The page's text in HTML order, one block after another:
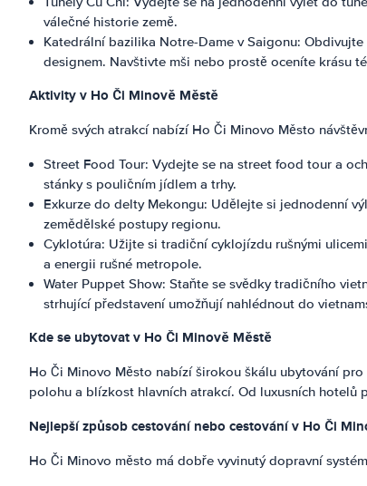
válečné historie země.
Katedrální bazilika Notre-Dame v Saigonu:
designem. Navštivte mši nebo prostě oceníte krásu
Aktivity v Ho Či Minově Městě
Kromě svých atrakcí nabízí Ho Či Minovo Město
Street Food Tour: Vydejte se na street food tour a
stánky s pouličním jídlem a trhy.
Exkurze do delty Mekongu: Udělejte si jednodenní
zemědělské postupy regionu.
Cyklotúra: Užijte si tradiční cyklojízdu rušnými
a energii rušné metropole.
Water Puppet Show: Staňte se svědky tradičního
strhující představení umožňují nahlédnout do
Kde se ubytovat v Ho Či Minově Městě
Ho Či Minovo Město nabízí širokou škálu ubytování
polohu a blízkost hlavních atrakcí. Od luxusních
Nejlepší způsob cestování nebo cestování v Ho Či
Ho Či Minovo město má dobře vyvinutý dopravní